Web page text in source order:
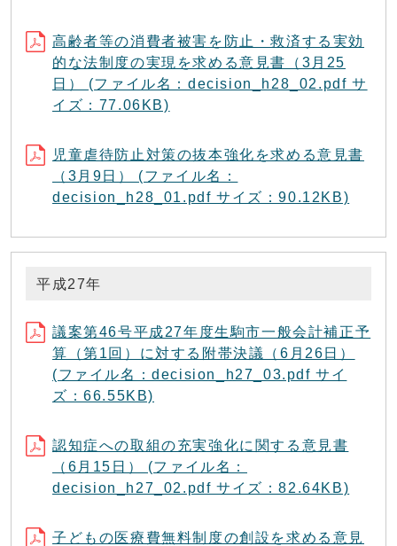
高齢者等の消費者被害を防止・救済する実効
的な法制度の実現を求める意見書（3月25
日） (ファイル名：decision_h28_02.pdf サ
イズ：77.06KB)
児童虐待防止対策の抜本強化を求める意見書
（3月9日） (ファイル名：
decision_h28_01.pdf サイズ：90.12KB)
平成27年
議案第46号平成27年度生駒市一般会計補正予
算（第1回）に対する附帯決議（6月26日）
(ファイル名：decision_h27_03.pdf サイ
ズ：66.55KB)
認知症への取組の充実強化に関する意見書
（6月15日） (ファイル名：
decision_h27_02.pdf サイズ：82.64KB)
子どもの医療費無料制度の創設を求める意見